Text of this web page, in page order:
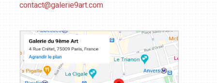
contact@galerie9art.com